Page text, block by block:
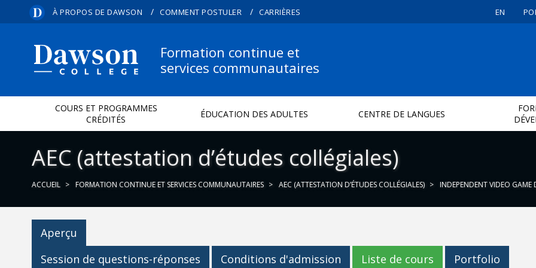
À PROPOS DE DAWSON / COMMENT POSTULER / CARRIÈRES EN
Formation continue et
services communautaires
COURS ET PROGRAMMES
CRÉDITÉS
ÉDUCATION DES ADULTES CENTRE DE LANGUES
AEC (attestation d’études collégiales)
ACCUEIL FORMATION CONTINUE ET SERVICES COMMUNAUTAIRES AEC (ATTESTATION D’ÉTUDES COLLÉGIALES) INDEPENDENT VIDEO GAME
Aperçu
Session de questions-réponses
Conditions d'admission Liste de cours
Portfolio